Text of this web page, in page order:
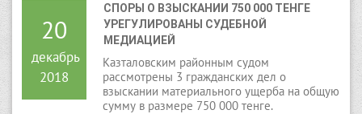
20
декабрь
2018
СПОРЫ О ВЗЫСКАНИИ 750 000 ТЕНГЕ
УРЕГУЛИРОВАНЫ СУДЕБНОЙ
МЕДИАЦИЕЙ
Казталовским районным судом
рассмотрены 3 гражданских дел о
взыскании материального ущерба на общую
сумму в размере 750 000 тенге.